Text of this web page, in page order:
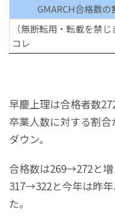
GMARCH合格数の
（無断転用・転載を禁
コレ
早慶上理は合格者数
卒業人数に対する割
ダウン。
合格数は269→272と
317→322と今年は昨
た。